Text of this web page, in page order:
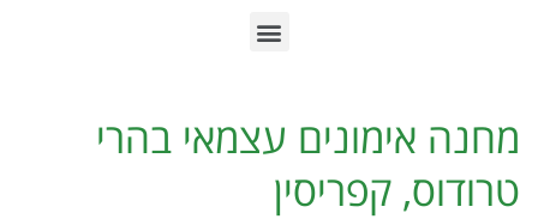
מחנה אימונים עצמאי בהרי
טרודוס, קפריסין